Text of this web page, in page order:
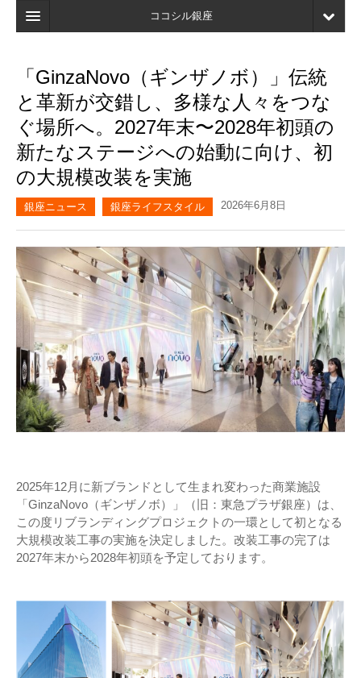
ココシル銀座
検索
店舗・施設最新情報
口コミ
マイページ
ブックマーク
「GinzaNovo（ギンザノボ）」伝統
と革新が交錯し、多様な人々をつな
ぐ場所へ。2027年末〜2028年初頭の
新たなステージへの始動に向け、初
の大規模改装を実施
銀座ニュース 銀座ライフスタイル 2026年6月8日
2025年12月に新ブランドとして生まれ変わった商業施設
「GinzaNovo（ギンザノボ）」（旧：東急プラザ銀座）は、
この度リブランディングプロジェクトの一環として初となる
大規模改装工事の実施を決定しました。改装工事の完了は
2027年末から2028年初頭を予定しております。